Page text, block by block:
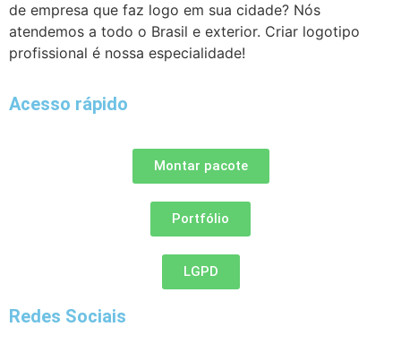
de empresa que faz logo em sua cidade? Nós
atendemos a todo o Brasil e exterior. Criar logotipo
profissional é nossa especialidade!
Acesso rápido
Montar pacote
Portfólio
LGPD
Redes Sociais